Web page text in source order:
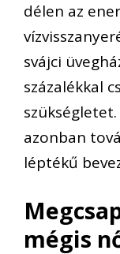
délen az
svájci
százalékkal
azonban
léptékű
mégis